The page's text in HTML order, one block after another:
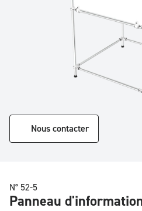
Nous contacter
N° 52-5
Panneau